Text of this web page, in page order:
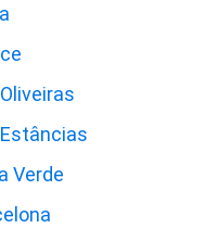
Verde